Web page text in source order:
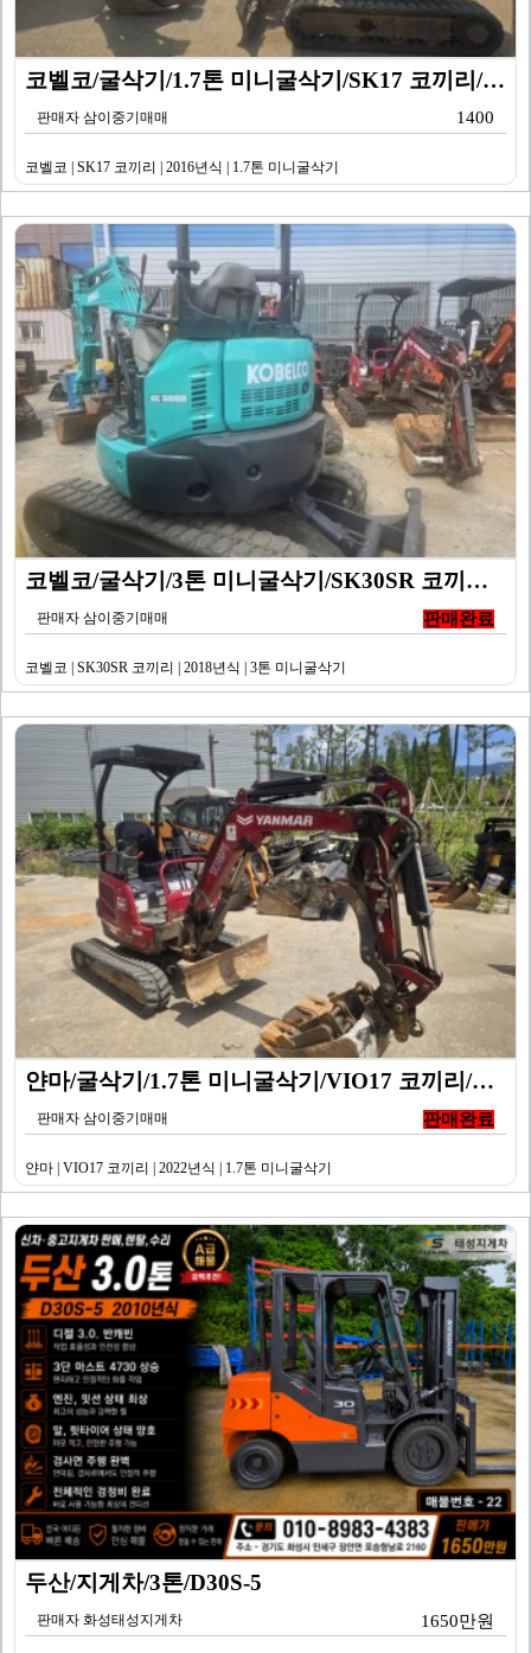
코벨코/굴삭기/1.7톤 미니굴삭기/SK17 코끼리/20…
판매자 삼이중기매매 1400
코벨코 | SK17 코끼리 | 2016년식 | 1.7톤 미니굴삭기
코벨코/굴삭기/3톤 미니굴삭기/SK30SR 코끼리/20…
판매자 삼이중기매매 판매완료
코벨코 | SK30SR 코끼리 | 2018년식 | 3톤 미니굴삭기
얀마/굴삭기/1.7톤 미니굴삭기/VIO17 코끼리/20…
판매자 삼이중기매매 판매완료
얀마 | VIO17 코끼리 | 2022년식 | 1.7톤 미니굴삭기
두산/지게차/3톤/D30S-5
판매자 화성태성지게차 1650만원